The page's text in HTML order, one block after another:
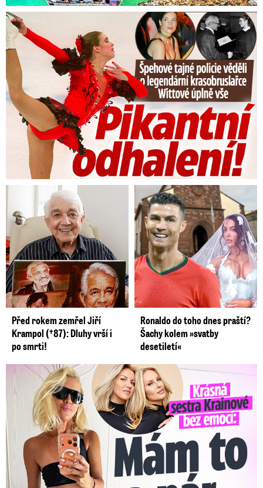
Tajná policie špehovala krasobruslařku Wittovou: Pikantní ...
Před rokem zemřel Jiří
Krampol (†87): Dluhy vrší i
po smrti!
Ronaldo do toho dnes praští?
Šachy kolem »svatby
desetiletí«
Krásná sestra Krainové bez emocí: Mám to za pár…